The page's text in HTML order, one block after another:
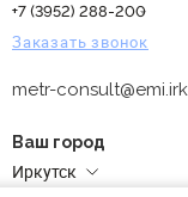
+7 (3952) 288-200
Заказать звонок
metr-
Ваш город
Иркутск